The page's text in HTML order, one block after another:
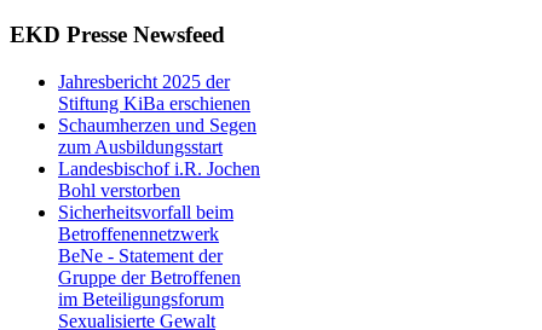
EKD Presse Newsfeed
Jahresbericht 2025 der
Stiftung KiBa erschienen
Schaumherzen und Segen
zum Ausbildungsstart
Landesbischof i.R. Jochen
Bohl verstorben
Sicherheitsvorfall beim
Betroffenennetzwerk
BeNe - Statement der
Gruppe der Betroffenen
im Beteiligungsforum
Sexualisierte Gewalt